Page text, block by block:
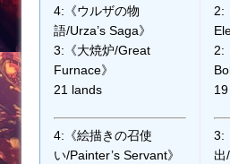
4:《ウルザの物
語/Urza’s Saga》
3:《大焼炉/Great
Furnace》
21 lands
4:《絵描きの召使
い/Painter’s Servant》
2:
2:
3:
出